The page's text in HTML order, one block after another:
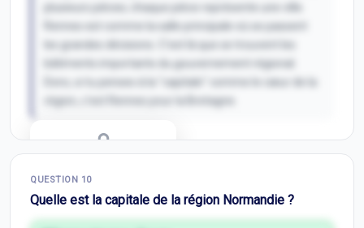
plusieurs pièces; chaque pièce représente une ville.
Rennes est comme la salle principale où se passent
les grandes décisions. C'est là que se trouvent les
bâtiments importants du gouvernement régional.
Donc, si tu penses à la "capitale" comme le cœur de la
région, c'est Rennes pour la Bretagne.
QUESTION 10
Quelle est la capitale de la région Normandie ?